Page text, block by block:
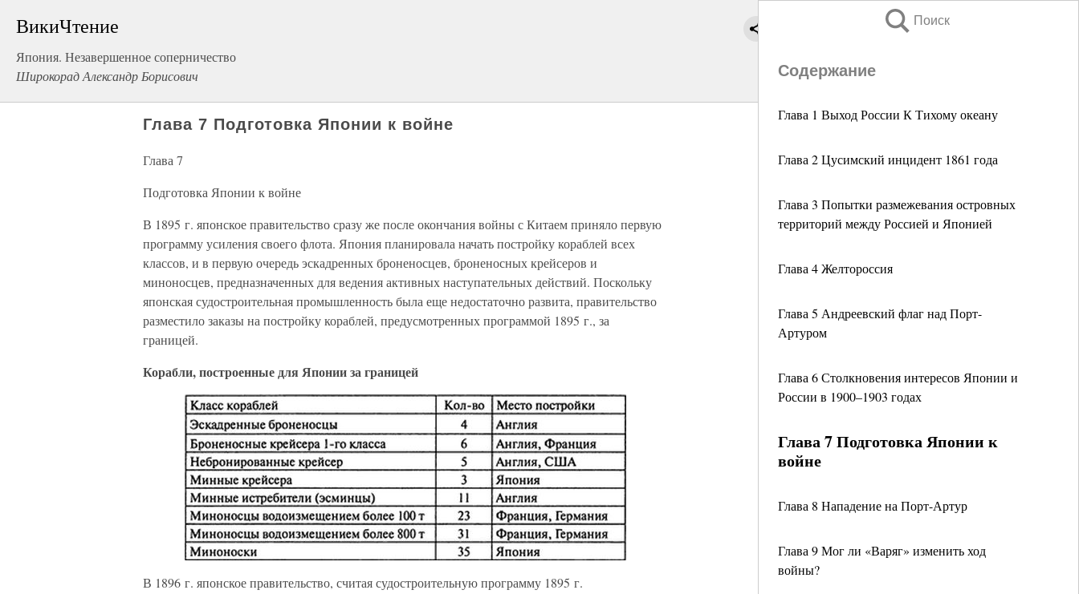
ВикиЧтение
Япония. Незавершенное соперничество
Широкорад Александр Борисович
Поиск
Содержание
Глава 1 Выход России К Тихому океану
Глава 2 Цусимский инцидент 1861 года
Глава 3 Попытки размежевания островных
территорий между Россией и Японией
Глава 4 Желтороссия
Глава 5 Андреевский флаг над Порт-
Артуром
Глава 6 Столкновения интересов Японии и
России в 1900–1903 годах
Глава 7 Подготовка Японии к
войне
Глава 8 Нападение на Порт-Артур
Глава 9 Мог ли «Варяг» изменить ход
войны?
Глава 7 Подготовка Японии к войне
Глава 7
Подготовка Японии к войне
В 1895 г. японское правительство сразу же после окончания войны с Китаем приняло первую
программу усиления своего флота. Япония планировала начать постройку кораблей всех
классов, и в первую очередь эскадренных броненосцев, броненосных крейсеров и
миноносцев, предназначенных для ведения активных наступательных действий. Поскольку
японская судостроительная промышленность была еще недостаточно развита, правительство
разместило заказы на постройку кораблей, предусмотренных программой 1895 г., за
границей.
Корабли, построенные для Японии за границей
В 1896 г. японское правительство, считая судостроительную программу 1895 г.